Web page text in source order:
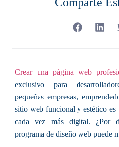
Comparte
Crear una página web
exclusivo para
pequeñas empresas,
sitio web funcional y estético es
cada vez más digital. ¿Por
programa de diseño web puede